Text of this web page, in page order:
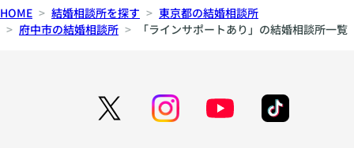
HOME 結婚相談所を探す
東京都の結婚相談所
府中市の結婚相談所
「ラインサポートあり」の結婚相談所一覧